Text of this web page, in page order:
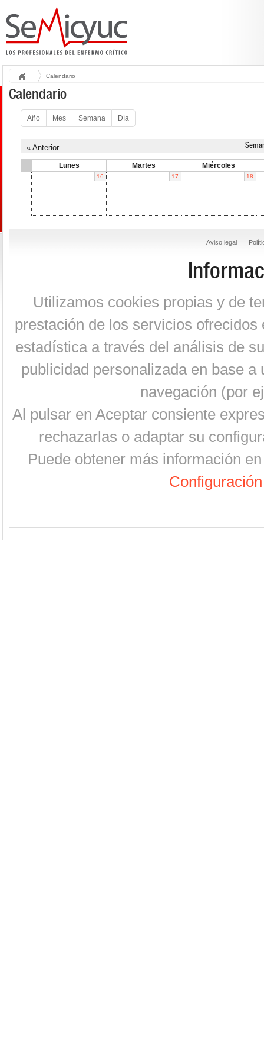
Calendario
Calendario
Año Mes Semana Día
« Anterior
Lunes Martes Miércoles
16 17 18
Aviso legal
Utilizamos cookies propias y de
prestación de los servicios
estadística a través del análisis de
publicidad personalizada en base
navegación (por
Al pulsar en Aceptar consiente
rechazarlas o adaptar su
Puede obtener más información